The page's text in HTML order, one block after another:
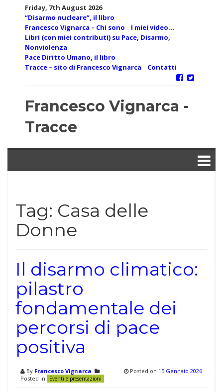
Friday, 7th August 2026
“Disarmo nucleare”, il libro
Francesco Vignarca – Chi sono
I miei video…
Libri (con miei contributi) su Pace, Disarmo,
Nonviolenza
Pace Diritto Umano, il libro
Tracce – sito di Francesco Vignarca
Contatti
Francesco Vignarca -
Tracce
Tag: Casa delle
Donne
Il disarmo climatico:
pilastro
fondamentale dei
percorsi di pace
positiva
By Francesco Vignarca
Posted in
Eventi e presentazioni
Posted on 15 Gennaio 2026